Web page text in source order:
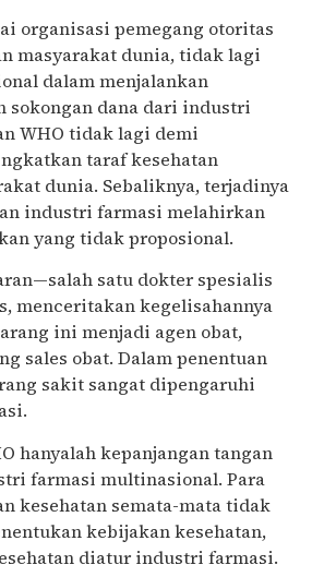
organisasi pemegang otoritas
masyarakat dunia, tidak lagi
dalam menjalankan
sokongan dana dari industri
WHO tidak lagi demi
taraf kesehatan
dunia. Sebaliknya, terjadinya
industri farmasi melahirkan
yang tidak proposional.
satu dokter spesialis
menceritakan kegelisahannya
ini menjadi agen obat,
sales obat. Dalam penentuan
sakit sangat dipengaruhi
hanyalah kepanjangan tangan
farmasi multinasional. Para
kesehatan semata-mata tidak
kebijakan kesehatan,
diatur industri farmasi.